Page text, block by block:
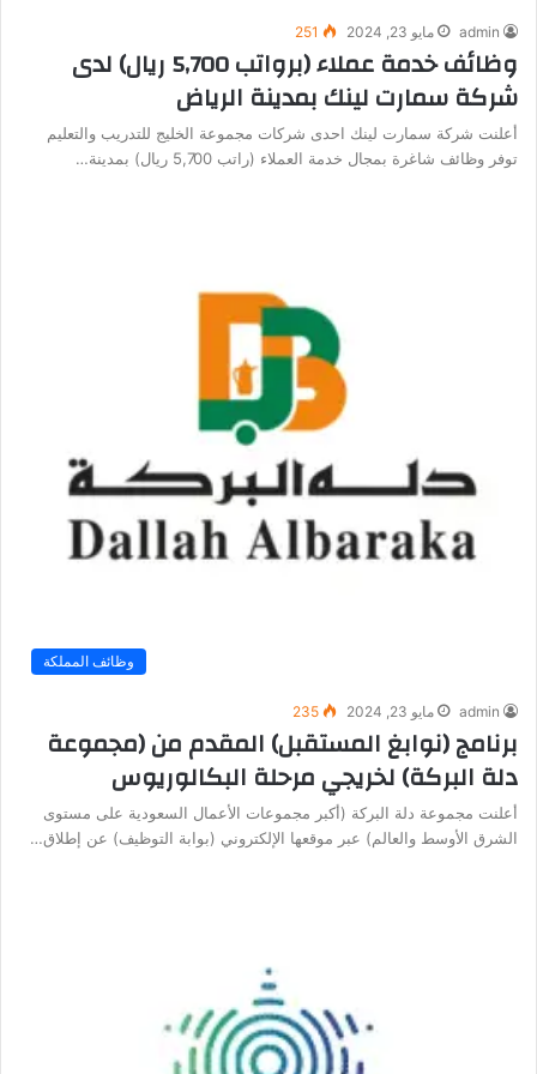
admin مايو 23, 2024 251
وظائف خدمة عملاء (برواتب 5,700 ريال) لدى
شركة سمارت لينك بمدينة الرياض
أعلنت شركة سمارت لينك احدى شركات مجموعة الخليج للتدريب والتعليم
توفر وظائف شاغرة بمجال خدمة العملاء (راتب 5,700 ريال) بمدينة…
وظائف المملكة
admin مايو 23, 2024 235
برنامج (نوابغ المستقبل) المقدم من (مجموعة
دلة البركة) لخريجي مرحلة البكالوريوس
أعلنت مجموعة دلة البركة (أكبر مجموعات الأعمال السعودية على مستوى
الشرق الأوسط والعالم) عبر موقعها الإلكتروني (بوابة التوظيف) عن إطلاق…